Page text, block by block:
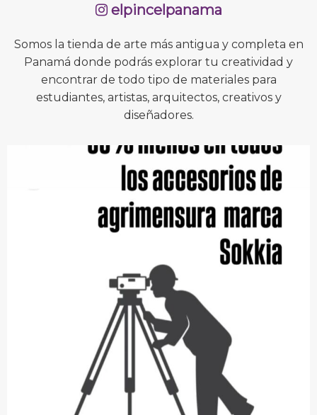
elpincelpanama
Somos la tienda de arte más antigua y completa en
Panamá donde podrás explorar tu creatividad y
encontrar de todo tipo de materiales para
estudiantes, artistas, arquitectos, creativos y
diseñadores.